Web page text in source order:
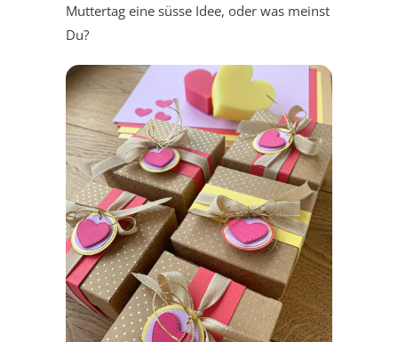
Muttertag eine süsse Idee, oder was meinst
Du?